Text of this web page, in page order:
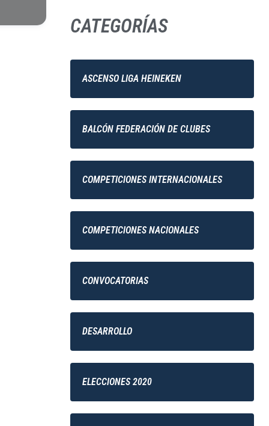
CATEGORÍAS
ASCENSO LIGA HEINEKEN
BALCÓN FEDERACIÓN DE CLUBES
COMPETICIONES INTERNACIONALES
COMPETICIONES NACIONALES
CONVOCATORIAS
DESARROLLO
ELECCIONES 2020